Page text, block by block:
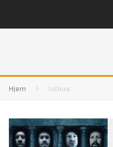
Hjem lolbua